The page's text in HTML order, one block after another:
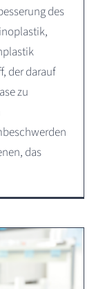
des
der darauf
zu
das